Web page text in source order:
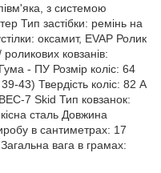
з системою
Тип застібки: ремінь на
оксамит, EVAP Ролик
ковзанів:
- ПУ Розмір коліс: 64
43) Твердість коліс: 82 A
7 Skid Тип ковзанок:
сталь Довжина
в сантиметрах: 17
вага в грамах: